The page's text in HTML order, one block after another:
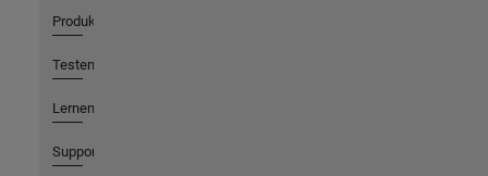
Produkte
Testen oder Kaufen
Lernen
Support